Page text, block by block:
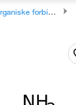
forbindelser